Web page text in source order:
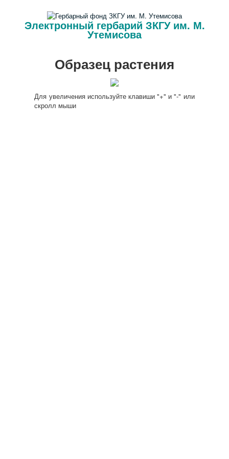
Электронный гербарий ЗКГУ им. М.
Утемисова
Образец растения
Для увеличения используйте клавиши "+" и "-" или
скролл мыши